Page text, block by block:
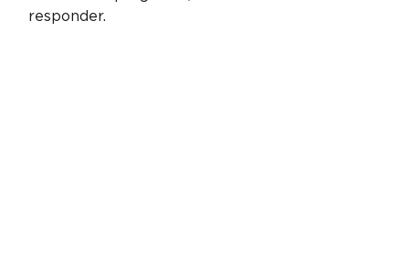
responder.